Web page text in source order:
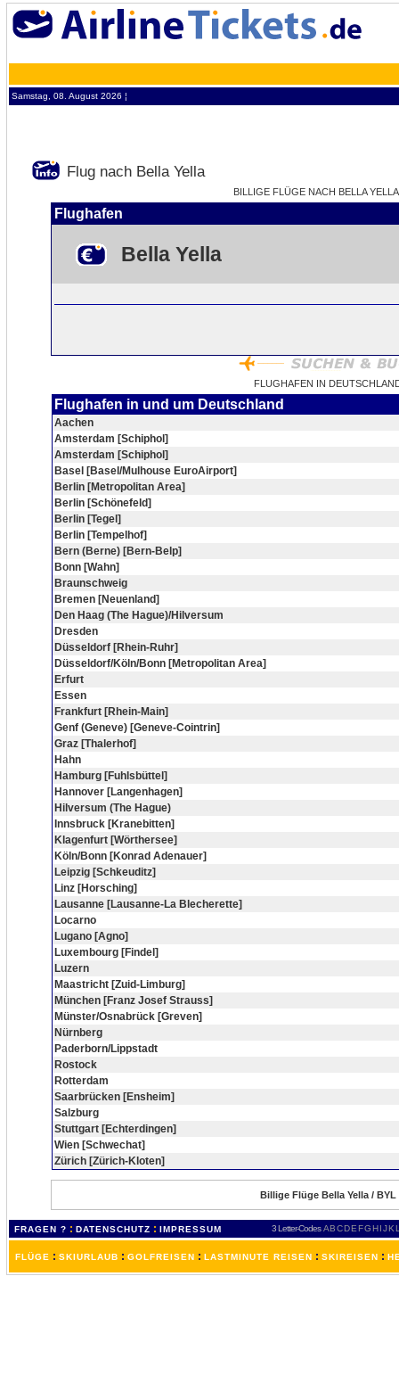
Samstag, 08. August 2026 ¦
Flug nach Bella Yella
BILLIGE FLÜGE NACH BELLA
Flughafen
Bella Yella
FLUGHAFEN IN
Flughafen in und um Deutschland
Aachen
Amsterdam [Schiphol]
Amsterdam [Schiphol]
Basel [Basel/Mulhouse EuroAirport]
Berlin [Metropolitan Area]
Berlin [Schönefeld]
Berlin [Tegel]
Berlin [Tempelhof]
Bern (Berne) [Bern-Belp]
Bonn [Wahn]
Braunschweig
Bremen [Neuenland]
Den Haag (The Hague)/Hilversum
Dresden
Düsseldorf [Rhein-Ruhr]
Düsseldorf/Köln/Bonn [Metropolitan Area]
Erfurt
Essen
Frankfurt [Rhein-Main]
Genf (Geneve) [Geneve-Cointrin]
Graz [Thalerhof]
Hahn
Hamburg [Fuhlsbüttel]
Hannover [Langenhagen]
Hilversum (The Hague)
Innsbruck [Kranebitten]
Klagenfurt [Wörthersee]
Köln/Bonn [Konrad Adenauer]
Leipzig [Schkeuditz]
Linz [Horsching]
Lausanne [Lausanne-La Blecherette]
Locarno
Lugano [Agno]
Luxembourg [Findel]
Luzern
Maastricht [Zuid-Limburg]
München [Franz Josef Strauss]
Münster/Osnabrück [Greven]
Nürnberg
Paderborn/Lippstadt
Rostock
Rotterdam
Saarbrücken [Ensheim]
Salzburg
Stuttgart [Echterdingen]
Wien [Schwechat]
Zürich [Zürich-Kloten]
Billige Flüge Bella Yella /
FRAGEN ? : DATENSCHUTZ : IMPRESSUM 3 Letter-Codes ABCDEFGH IJKL
FLÜGE : SKIURLAUB : GOLFREISEN : LASTMINUTE REISEN : SKIREISEN :